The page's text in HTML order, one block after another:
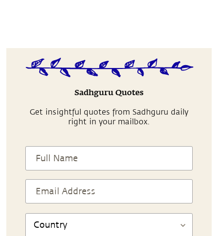
Sadhguru Quotes
Get insightful quotes from Sadhguru daily
right in your mailbox.